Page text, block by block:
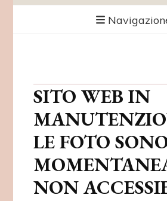
SITO WEB IN
LE FOTO
NON